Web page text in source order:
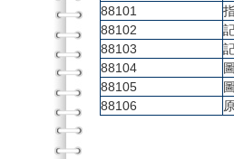
88101
88102
88103
88104
88105
88106